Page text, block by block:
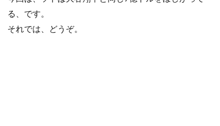
る、です。
それでは、どうぞ。